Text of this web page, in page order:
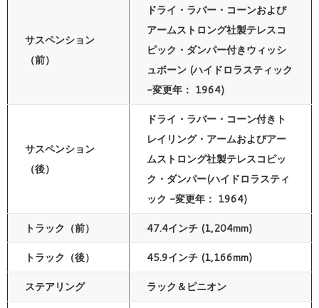
サスペンション
（前）
ドライ・ラバー・コーンおよび
アームストロング社製テレスコ
ピック・ダンパー付きウィッシ
ュボーン (ハイドロラスティック
-変更年： 1964)
サスペンション
（後）
ドライ・ラバー・コーン付きト
レイリング・アームおよびアー
ムストロング社製テレスコピッ
ク・ダンパー(ハイドロラスティ
ック -変更年： 1964)
トラック（前） 47.4インチ (1,204mm)
トラック（後） 45.9インチ (1,166mm)
ステアリング ラック＆ピニオン